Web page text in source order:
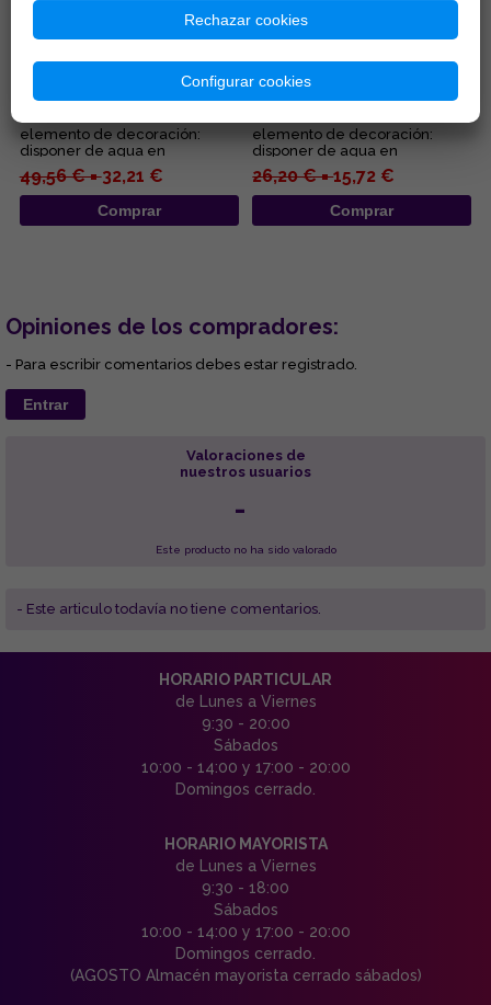
FUENTE RESINA BUNDA
MONJE EN FLOR DE LOTO
GRANDE 25X25CM
elemento de decoración:
disponer de agua en
movimiento en tu casa o
negocio es una ma...
49,56 € =32,21 €
Comprar
FUENTE RESINA BUDA
MEDITACION 16x20CM
elemento de decoración:
disponer de agua en
movimiento en tu casa o
negocio es una ma...
26,20 € =15,72 €
Comprar
Opiniones de los compradores:
- Para escribir comentarios debes estar registrado.
Entrar
Valoraciones de
nuestros usuarios
-
Este producto no ha sido valorado
- Este articulo todavía no tiene comentarios.
HORARIO PARTICULAR
de Lunes a Viernes
9:30 - 20:00
Sábados
10:00 - 14:00 y 17:00 - 20:00
Domingos cerrado.
HORARIO MAYORISTA
de Lunes a Viernes
9:30 - 18:00
Sábados
10:00 - 14:00 y 17:00 - 20:00
Domingos cerrado.
(AGOSTO Almacén mayorista cerrado sábados)
Rechazar cookies
Configurar cookies